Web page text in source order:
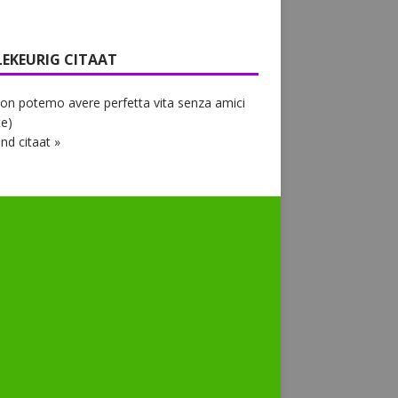
CITAAT
potemo avere perfetta vita senza amici
citaat »